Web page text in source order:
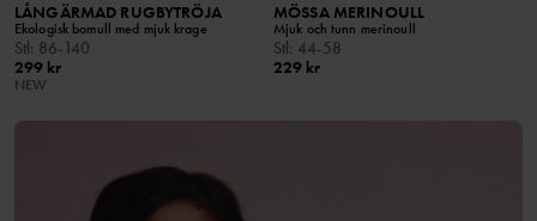
LÅNGÄRMAD RUGBYTRÖJA
Ekologisk bomull med mjuk krage
Stl: 86-140
299 kr
NEW
MÖSSA MERINOULL
Mjuk och tunn merinoull
Stl: 44-58
229 kr